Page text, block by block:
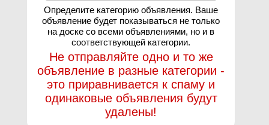
Определите категорию объявления. Ваше
объявление будет показываться не только
на доске со всеми объявлениями, но и в
соответствующей категории.
Не отправляйте одно и то же
объявление в разные категории -
это приравнивается к спаму и
одинаковые объявления будут
удалены!